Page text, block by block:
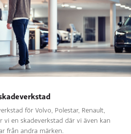
för Volvo, Polestar, Renault,
vi en skadeverkstad där vi även kan
från andra märken.